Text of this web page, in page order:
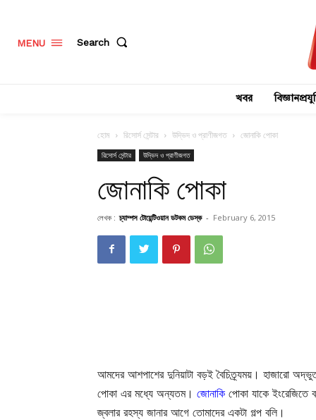
MENU Search
খবর
হোম রিসোর্স সেন্টার উদ্ভিদ ও প্রাণীজগত জোনাকি পোকা
রিসোর্স সেন্টার উদ্ভিদ ও প্রাণীজগত
জোনাকি পোকা
লেখক : চ্যাম্পস টোয়েন্টিওয়ান ডটকম ডেস্ক - February 6, 2015
আমদের আশপাশের দুনিয়াটা বড়ই বৈচিত্র্যময়। হাজারো
পোকা এর মধ্যে অন্যতম। জোনাকি পোকা যাকে ইংরেজিতে
জ্বলার রহস্য জানার আগে তোমাদের একটা গল্প বলি।